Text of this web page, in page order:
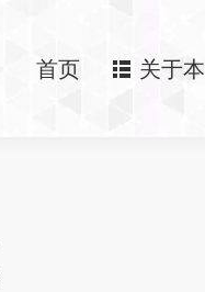
首页 关于